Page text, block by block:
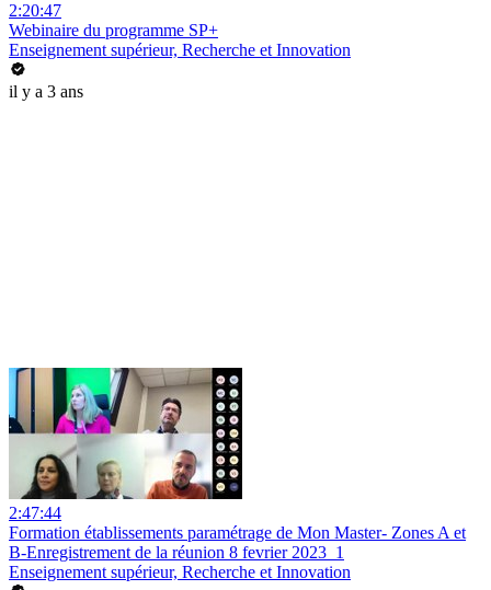
2:20:47
Webinaire du programme SP+
Enseignement supérieur, Recherche et Innovation
il y a 3 ans
2:47:44
Formation établissements paramétrage de Mon Master- Zones A et
B-Enregistrement de la réunion 8 fevrier 2023_1
Enseignement supérieur, Recherche et Innovation